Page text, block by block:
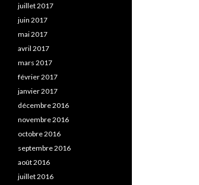
juillet 2017
juin 2017
mai 2017
avril 2017
mars 2017
février 2017
janvier 2017
décembre 2016
novembre 2016
octobre 2016
septembre 2016
août 2016
juillet 2016